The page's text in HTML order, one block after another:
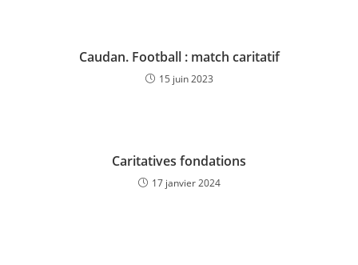
Caudan. Football : match caritatif
15 juin 2023
Caritatives fondations
17 janvier 2024